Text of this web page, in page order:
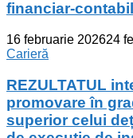
financiar-
16 februarie 202624
Carieră
REZULTATUL
promovare în
superior celui